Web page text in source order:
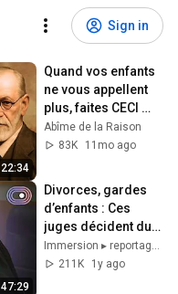
Sign in
22:34
Quand vos enfants
ne vous appellent
plus, faites CECI
tout de suite | Freud
Abîme de la Raison
83K
11mo ago
47:29
Divorces, gardes
d’enfants : Ces
juges décident du
destin des famillesImmersion ▸ reportages et documentaires
211K
1y ago